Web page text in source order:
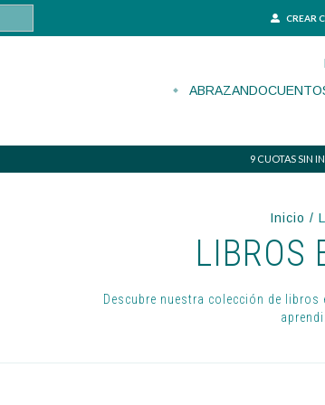
CREAR
9 CUOTAS SIN
Inicio /
LIBROS
Descubre nuestra colección de